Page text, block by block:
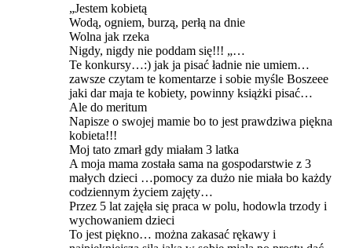
„Jestem kobietą
Wodą, ogniem, burzą, perłą na dnie
Wolna jak rzeka
Nigdy, nigdy nie poddam się!!! „…
Te konkursy…:) jak ja pisać ładnie nie umiem…
zawsze czytam te komentarze i sobie myśle Boszeee
jaki dar maja te kobiety, powinny książki pisać…
Ale do meritum
Napisze o swojej mamie bo to jest prawdziwa piękna
kobieta!!!
Moj tato zmarł gdy miałam 3 latka
A moja mama została sama na gospodarstwie z 3
małych dzieci …pomocy za dużo nie miała bo każdy
codziennym życiem zajęty…
Przez 5 lat zajęła się praca w polu, hodowla trzody i
wychowaniem dzieci
To jest piękno… można zakasać rękawy i